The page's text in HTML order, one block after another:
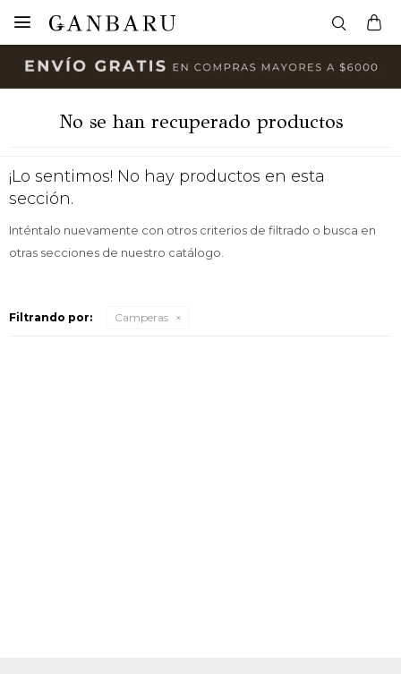

No se han recuperado productos
¡Lo sentimos! No hay productos en esta
sección.
Inténtalo nuevamente con otros criterios de filtrado o busca en
otras secciones de nuestro catálogo.
Filtrando por: Camperas